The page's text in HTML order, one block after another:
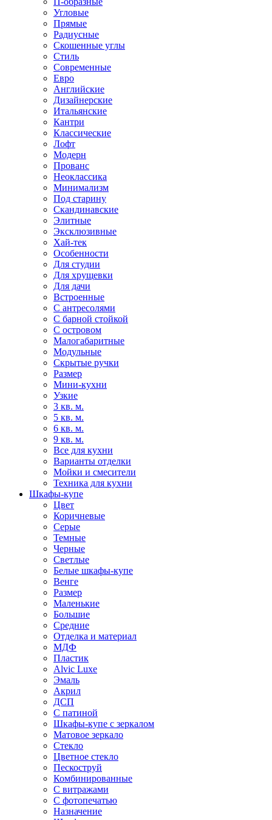
Угловые
Прямые
Радиусные
Скошенные углы
Стиль
Современные
Евро
Английские
Дизайнерские
Итальянские
Кантри
Классические
Лофт
Модерн
Прованс
Неоклассика
Минимализм
Под старину
Скандинавские
Элитные
Эксклюзивные
Хай-тек
Особенности
Для студии
Для хрущевки
Для дачи
Встроенные
С антресолями
С барной стойкой
С островом
Малогабаритные
Модульные
Скрытые ручки
Размер
Мини-кухни
Узкие
3 кв. м.
5 кв. м.
6 кв. м.
9 кв. м.
Все для кухни
Варианты отделки
Мойки и смесители
Техника для кухни
Шкафы-купе
Цвет
Коричневые
Серые
Темные
Черные
Светлые
Белые шкафы-купе
Венге
Размер
Маленькие
Большие
Средние
Отделка и материал
МДФ
Пластик
Alvic Luxe
Эмаль
Акрил
ДСП
С патиной
Шкафы-купе с зеркалом
Матовое зеркало
Стекло
Цветное стекло
Пескоструй
Комбинированные
С витражами
С фотопечатью
Назначение